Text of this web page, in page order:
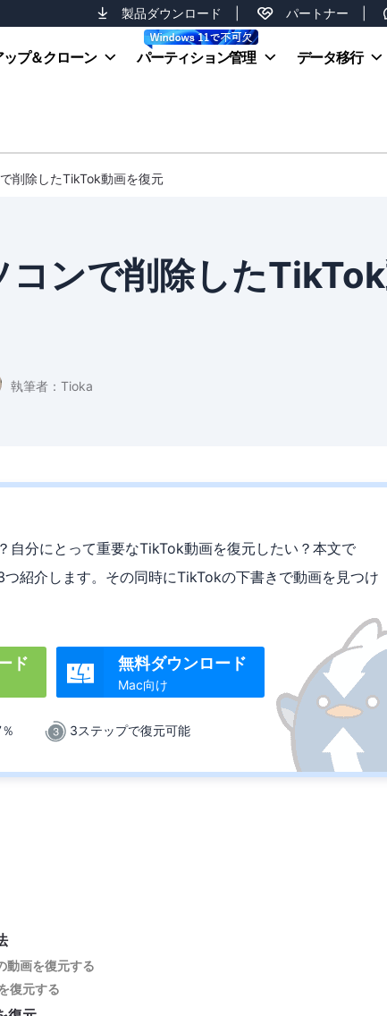
製品ダウンロード パートナー
プ＆クローン パーティション管理 データ移行
削除したTikTok動画を復元
ンで削除した
執筆者： Tioka
自分にとって重要なTikTok動画を復元したい？本文で
紹介します。その同時にTikTokの下書きで動画を見つけ
ド

無料ダウンロード
Mac向け
3ステップで復元可能
画を復元する
復元する